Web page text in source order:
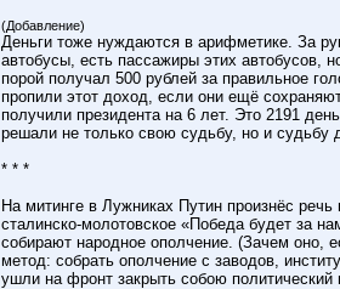
(Добавление)
Деньги тоже нуждаются в арифметике. За
автобусы, есть пассажиры этих автобусов,
порой получал 500 рублей за правильное
пропили этот доход, если они ещё
получили президента на 6 лет. Это 2191
решали не только свою судьбу, но и
* * *
На митинге в Лужниках Путин произнёс
сталинско-молотовское «Победа будет за
собирают народное ополчение. (Зачем оно,
метод: собрать ополчение с заводов,
ушли на фронт закрыть собою